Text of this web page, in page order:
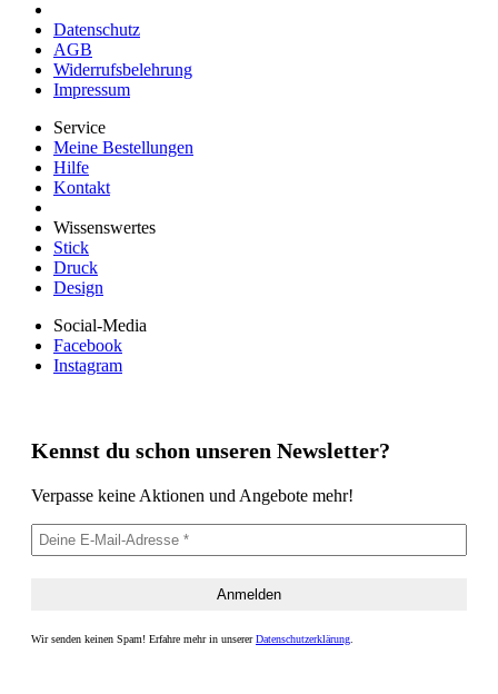
Datenschutz
AGB
Widerrufsbelehrung
Impressum
Service
Meine Bestellungen
Hilfe
Kontakt
Wissenswertes
Stick
Druck
Design
Social-Media
Facebook
Instagram
Kennst du schon unseren Newsletter?
Verpasse keine Aktionen und Angebote mehr!
Wir senden keinen Spam! Erfahre mehr in unsererDatenschutzerklärung